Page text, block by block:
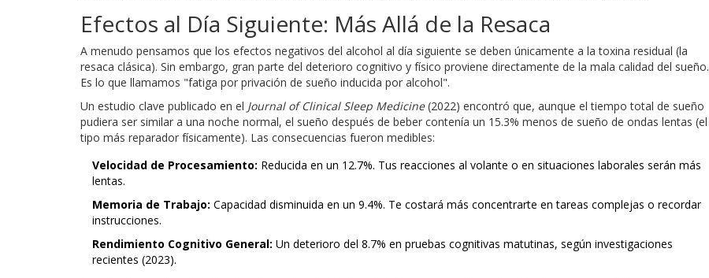
Efectos al Día Siguiente: Más Allá de la Resaca
A menudo pensamos que los efectos negativos del alcohol al día siguiente se deben únicamente a la toxina residual (la
resaca clásica). Sin embargo, gran parte del deterioro cognitivo y físico proviene directamente de la mala calidad del sueño.
Es lo que llamamos "fatiga por privación de sueño inducida por alcohol".
Un estudio clave publicado en el Journal of Clinical Sleep Medicine(2022) encontró que, aunque el tiempo total de sueño
pudiera ser similar a una noche normal, el sueño después de beber contenía un 15.3% menos de sueño de ondas lentas (el
tipo más reparador físicamente). Las consecuencias fueron medibles:
Velocidad de Procesamiento: Reducida en un 12.7%. Tus reacciones al volante o en situaciones laborales serán más
lentas.
Memoria de Trabajo: Capacidad disminuida en un 9.4%. Te costará más concentrarte en tareas complejas o recordar
instrucciones.
Rendimiento Cognitivo General: Un deterioro del 8.7% en pruebas cognitivas matutinas, según investigaciones
recientes (2023).